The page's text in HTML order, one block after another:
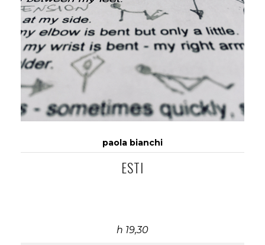
paola bianchi
ESTI
h 19,30